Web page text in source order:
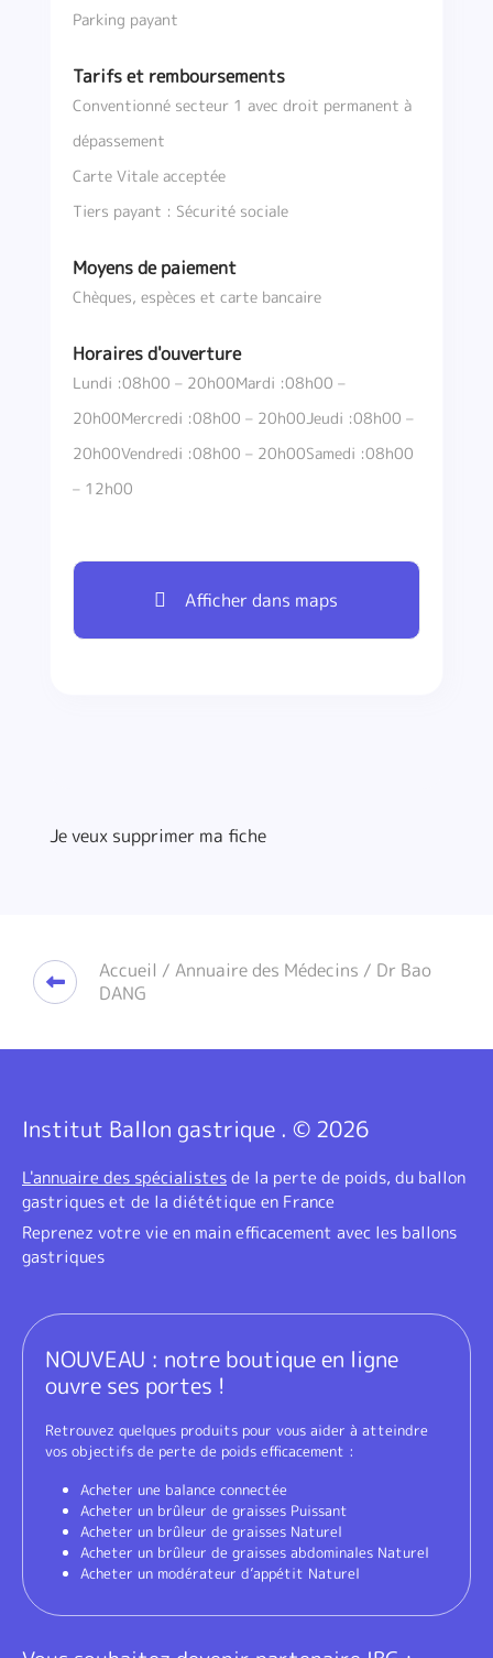
Parking payant
Tarifs et remboursements
Conventionné secteur 1 avec droit permanent à
dépassement
Carte Vitale acceptée
Tiers payant : Sécurité sociale
Moyens de paiement
Chèques, espèces et carte bancaire
Horaires d'ouverture
Lundi :08h00 – 20h00Mardi :08h00 –
20h00Mercredi :08h00 – 20h00Jeudi :08h00 –
20h00Vendredi :08h00 – 20h00Samedi :08h00
– 12h00
Afficher dans maps
Je veux supprimer ma fiche
Accueil / Annuaire des Médecins / Dr Bao
DANG
Institut Ballon gastrique . © 2026
L'annuaire des spécialistesde la perte de poids, du ballon
gastriques et de la diététique en France
Reprenez votre vie en main efficacement avec les ballons
gastriques
NOUVEAU : notre boutique en ligne
ouvre ses portes !
Retrouvez quelques produits pour vous aider à atteindre
vos objectifs de perte de poids efficacement :
Acheter une balance connectée
Acheter un brûleur de graisses Puissant
Acheter un brûleur de graisses Naturel
Acheter un brûleur de graisses abdominales Naturel
Acheter un modérateur d’appétit Naturel